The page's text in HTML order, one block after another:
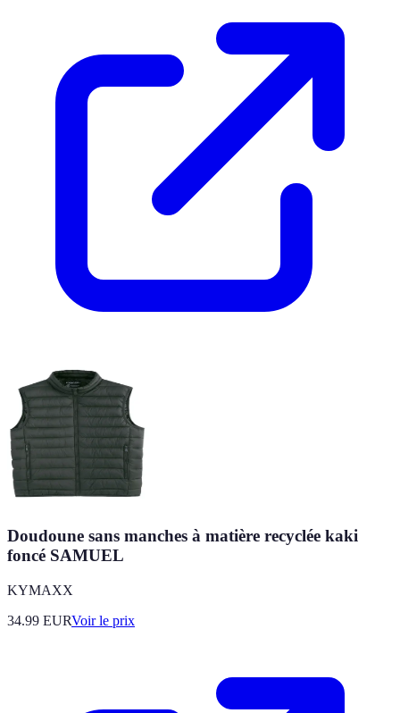
Doudoune sans manches à matière recyclée kaki
foncé SAMUEL
KYMAXX
34.99 EURVoir le prix